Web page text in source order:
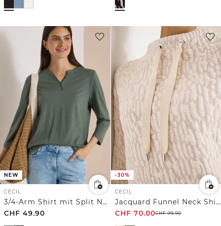
NEW
CECIL
3/4-Arm Shirt mit Split Neck
CHF 49.90
-30%
CECIL
Jacquard Funnel Neck Shirt
CHF 70.00CHF99.90